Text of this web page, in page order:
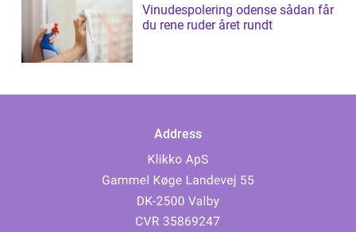
Vinudespolering odense sådan får
du rene ruder året rundt
Address